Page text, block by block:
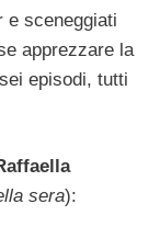
e sceneggiati
apprezzare la
episodi, tutti
sera):